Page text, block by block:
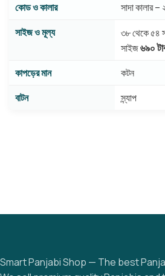
কোড ও কালার
সাদা কালার
সাইজ ও মূল্য
৩৮ থেকে ৫৪
সাইজ৬৯০
কাপড়ের মান
কটন
বাটন
স্ন্যাপ
Smart Panjabi Shop — The best